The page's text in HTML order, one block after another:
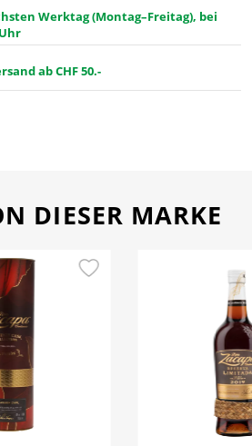
Werktag (Montag–Freitag), bei
ab CHF 50.-
DIESER MARKE